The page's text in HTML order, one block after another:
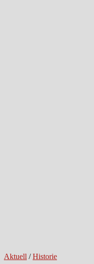
Aktuell /Historie